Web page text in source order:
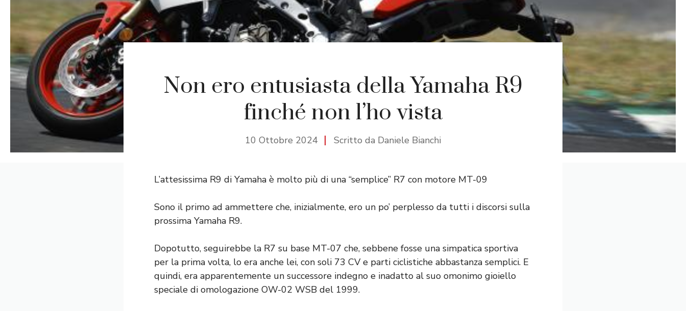
Non ero entusiasta della Yamaha R9
finché non l’ho vista
10 Ottobre 2024 Scritto da Daniele Bianchi
L’attesissima R9 di Yamaha è molto più di una “semplice” R7 con motore MT-09
Sono il primo ad ammettere che, inizialmente, ero un po’ perplesso da tutti i discorsi sulla
prossima Yamaha R9.
Dopotutto, seguirebbe la R7 su base MT-07 che, sebbene fosse una simpatica sportiva
per la prima volta, lo era anche lei, con soli 73 CV e parti ciclistiche abbastanza semplici. E
quindi, era apparentemente un successore indegno e inadatto al suo omonimo gioiello
speciale di omologazione OW-02 WSB del 1999.